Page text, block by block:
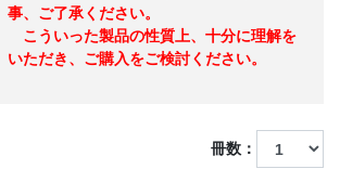
事、ご了承ください。
こういった製品の性質上、十分に理解を
いただき、ご購入をご検討ください。
冊数：